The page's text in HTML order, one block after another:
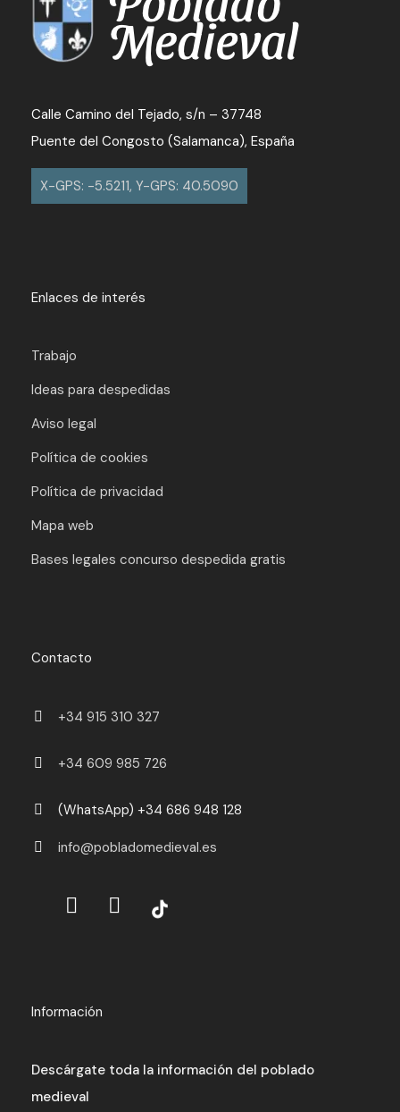
Calle Camino del Tejado, s/n – 37748
Puente del Congosto (Salamanca), España
X-GPS: -5.5211, Y-GPS: 40.5090
Enlaces de interés
Trabajo
Ideas para despedidas
Aviso legal
Política de cookies
Política de privacidad
Mapa web
Bases legales concurso despedida gratis
Contacto
+34 915 310 327
+34 609 985 726
(WhatsApp) +34 686 948 128
info@pobladomedieval.es
Información
Descárgate toda la información del poblado
medieval